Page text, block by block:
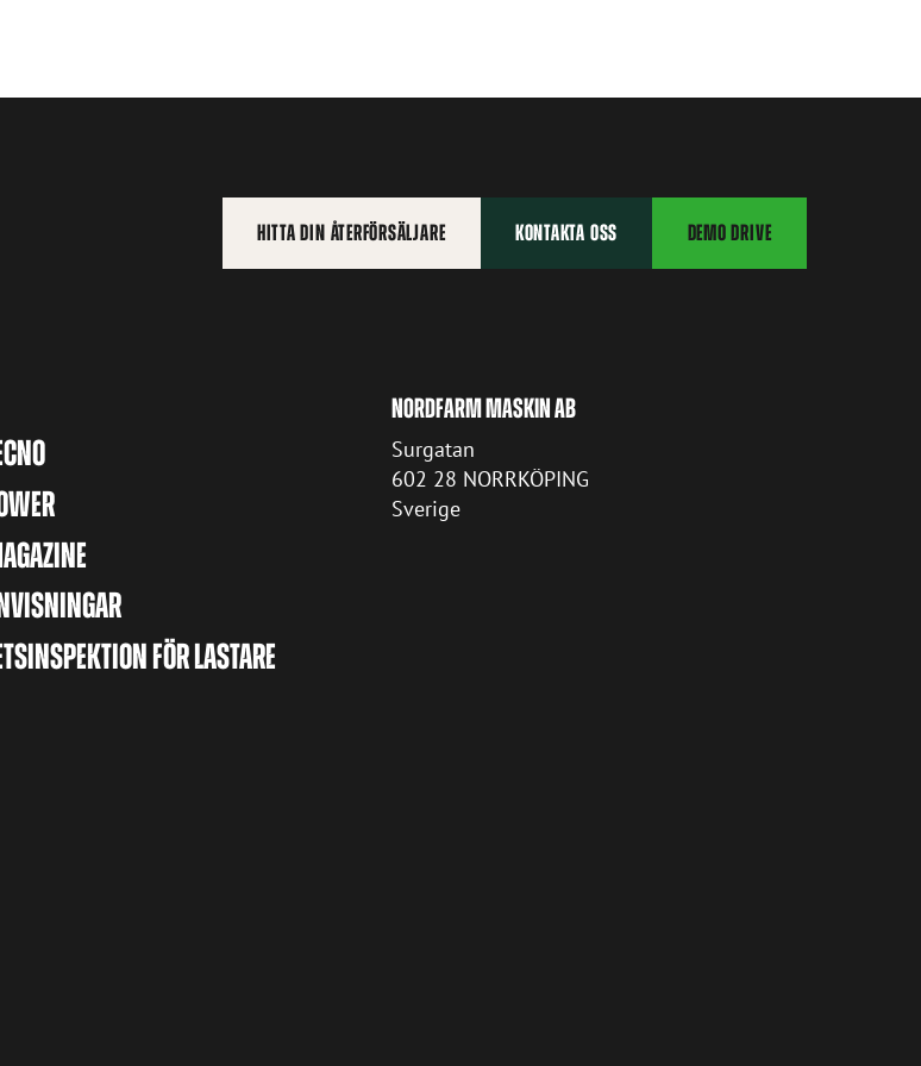
HITTA DIN ÅTERFÖRSÄLJARE KONTAKTA OSS DEMO DRIVE
FÖR LASTARE
NORDFARM MASKIN AB
Surgatan
602 28 NORRKÖPING
Sverige